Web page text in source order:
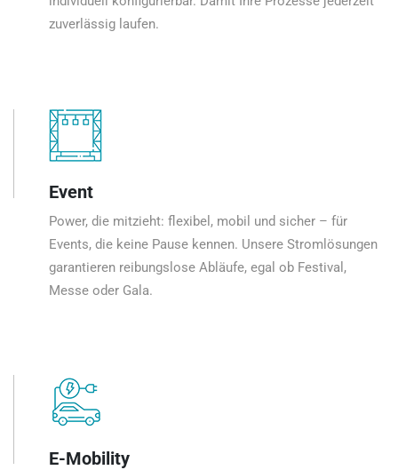
zuverlässig laufen.
Event
Power, die mitzieht: flexibel, mobil und sicher – für
Events, die keine Pause kennen. Unsere Stromlösungen
garantieren reibungslose Abläufe, egal ob Festival,
Messe oder Gala.
E-Mobility